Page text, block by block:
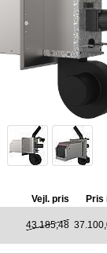
Vejl. pris Pris
43.185,48